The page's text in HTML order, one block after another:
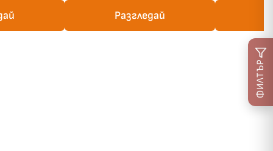
Разгледай
ФИЛТЪР